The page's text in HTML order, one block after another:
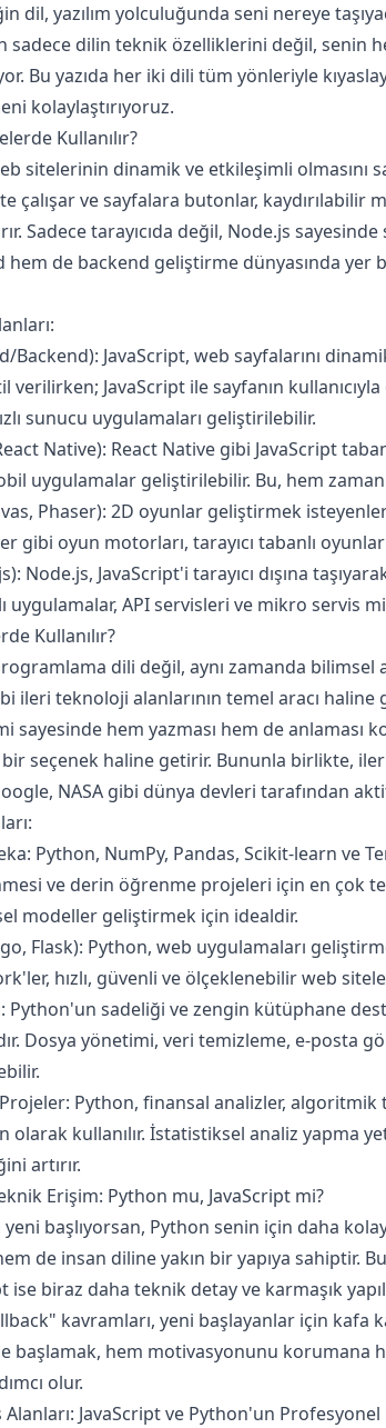
dil, yazılım yolculuğunda seni nereye
sadece dilin teknik özelliklerini değil, senin
Bu yazıda her iki dili tüm yönleriyle
kolaylaştırıyoruz.
Kullanılır?
sitelerinin dinamik ve etkileşimli
çalışar ve sayfalara butonlar, kaydırılabilir
Sadece tarayıcıda değil, Node.js
de backend geliştirme dünyasında yer
Backend): JavaScript, web sayfalarını
verilirken; JavaScript ile sayfanın
sunucu uygulamaları geliştirilebilir.
Native): React Native gibi JavaScript
uygulamalar geliştirilebilir. Bu, hem
Phaser): 2D oyunlar geliştirmek
gibi oyun motorları, tarayıcı tabanlı
Node.js, JavaScript'i tarayıcı dışına
uygulamalar, API servisleri ve mikro servis
Kullanılır?
dili değil, aynı zamanda bilimsel
ileri teknoloji alanlarının temel aracı
sayesinde hem yazması hem de anlaması
seçenek haline getirir. Bununla birlikte,
NASA gibi dünya devleri tarafından
Python, NumPy, Pandas, Scikit-learn ve
ve derin öğrenme projeleri için en çok
modeller geliştirmek için idealdir.
Flask): Python, web uygulamaları
hızlı, güvenli ve ölçeklenebilir web
Python'un sadeliği ve zengin kütüphane
Dosya yönetimi, veri temizleme, e-posta
Python, finansal analizler,
olarak kullanılır. İstatistiksel analiz yapma
artırır.
Erişim: Python mu, JavaScript mi?
başlıyorsan, Python senin için daha
de insan diline yakın bir yapıya sahiptir.
ise biraz daha teknik detay ve karmaşık
kavramları, yeni başlayanlar için kafa
başlamak, hem motivasyonunu korumana
olur.
Alanları: JavaScript ve Python'un